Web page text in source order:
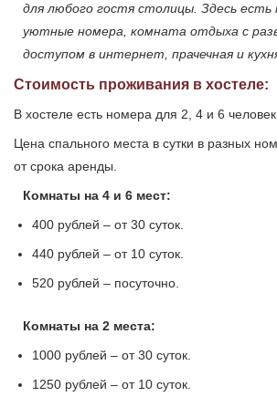
для любого гостя столицы. Здесь есть
уютные номера, комната отдыха с
доступом в интернет, прачечная и
Стоимость проживания в хостеле:
В хостеле есть номера для 2, 4 и 6
Цена спального места в сутки в разных
от срока аренды.
Комнаты на 4 и 6 мест:
400 рублей – от 30 суток.
440 рублей – от 10 суток.
520 рублей – посуточно.
Комнаты на 2 места:
1000 рублей – от 30 суток.
1250 рублей – от 10 суток.